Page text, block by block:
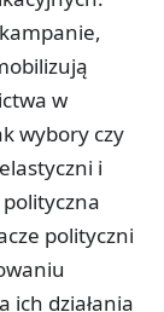
w
wybory czy
i
polityczni
ich działania